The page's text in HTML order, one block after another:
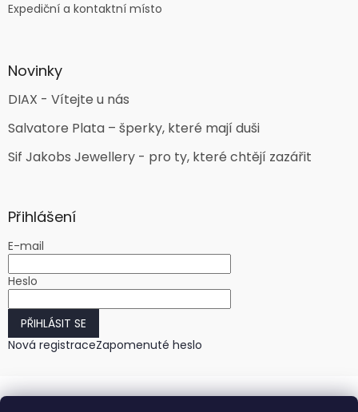
Expediční a kontaktní místo
Novinky
DIAX - Vítejte u nás
Salvatore Plata – šperky, které mají duši
Sif Jakobs Jewellery - pro ty, které chtějí zazářit
Přihlášení
E-mail
Heslo
PŘIHLÁSIT SE
Nová registraceZapomenuté heslo